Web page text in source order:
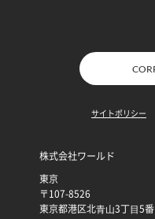
サイトポリシー
株式会社ワールド
東京
〒107-8526
東京都港区北⻘⼭3丁⽬5